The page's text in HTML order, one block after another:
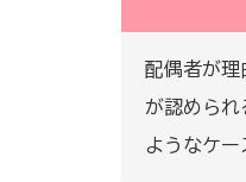
配偶者が理
が認めら
ようなケ